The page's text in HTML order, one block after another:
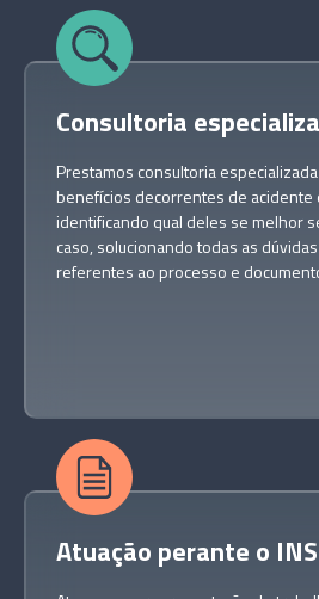
Consultoria
Prestamos consultoria
benefícios decorrentes de acidente
identificando qual deles se melhor
caso, solucionando todas as
referentes ao processo e
Atuação perante o